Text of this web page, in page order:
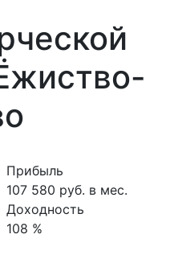
Прибыль
107 580 руб. в мес.
Доходность
108 %